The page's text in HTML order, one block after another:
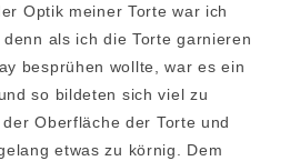
Optik meiner Torte war ich
als ich die Torte garnieren
besprühen wollte, war es ein
so bildeten sich viel zu
Oberfläche der Torte und
etwas zu körnig. Dem